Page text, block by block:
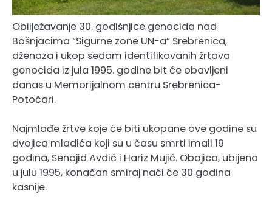
Obilježavanje 30. godišnjice genocida nad
Bošnjacima “Sigurne zone UN-a” Srebrenica,
dženaza i ukop sedam identifikovanih žrtava
genocida iz jula 1995. godine bit će obavljeni
danas u Memorijalnom centru Srebrenica-
Potočari.
Najmlađe žrtve koje će biti ukopane ove godine su
dvojica mladića koji su u času smrti imali 19
godina, Senajid Avdić i Hariz Mujić. Obojica, ubijena
u julu 1995, konačan smiraj naći će 30 godina
kasnije.